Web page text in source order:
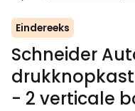
Eindereeks
Schneider
- 2 verticale